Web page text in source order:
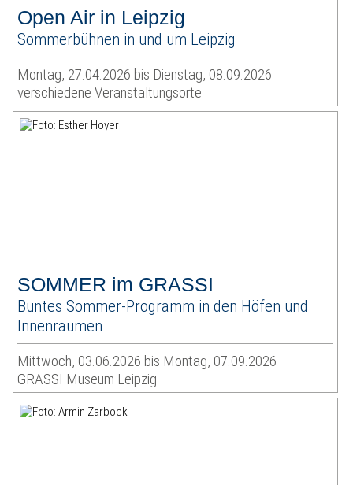
Open Air in Leipzig
Sommerbühnen in und um Leipzig
Montag, 27.04.2026 bis Dienstag, 08.09.2026
verschiedene Veranstaltungsorte
SOMMER im GRASSI
Buntes Sommer-Programm in den Höfen und
Innenräumen
Mittwoch, 03.06.2026 bis Montag, 07.09.2026
GRASSI Museum Leipzig